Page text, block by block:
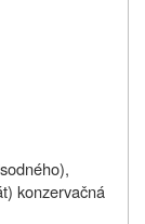
konzervačná